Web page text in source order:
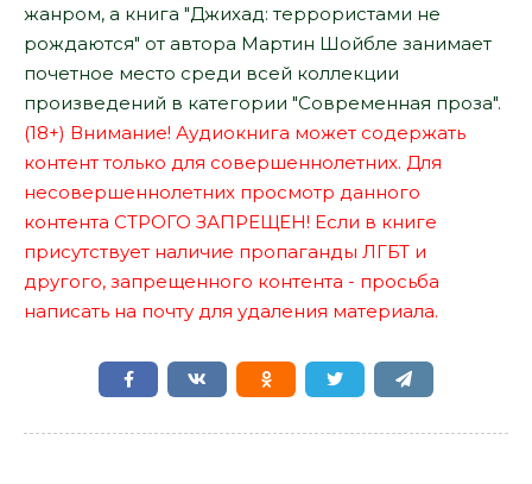
жанром, а книга "Джихад: террористами не
рождаются" от автора Мартин Шойбле занимает
почетное место среди всей коллекции
произведений в категории "Современная проза".
(18+) Внимание! Аудиокнига может содержать
контент только для совершеннолетних. Для
несовершеннолетних просмотр данного
контента СТРОГО ЗАПРЕЩЕН! Если в книге
присутствует наличие пропаганды ЛГБТ и
другого, запрещенного контента - просьба
написать на почту для удаления материала.